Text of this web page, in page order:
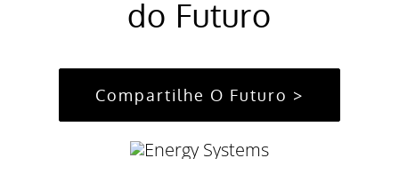
do Futuro
Compartilhe O Futuro >